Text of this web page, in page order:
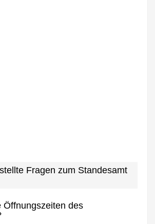
Fragen zum Standesamt
Öffnungszeiten des